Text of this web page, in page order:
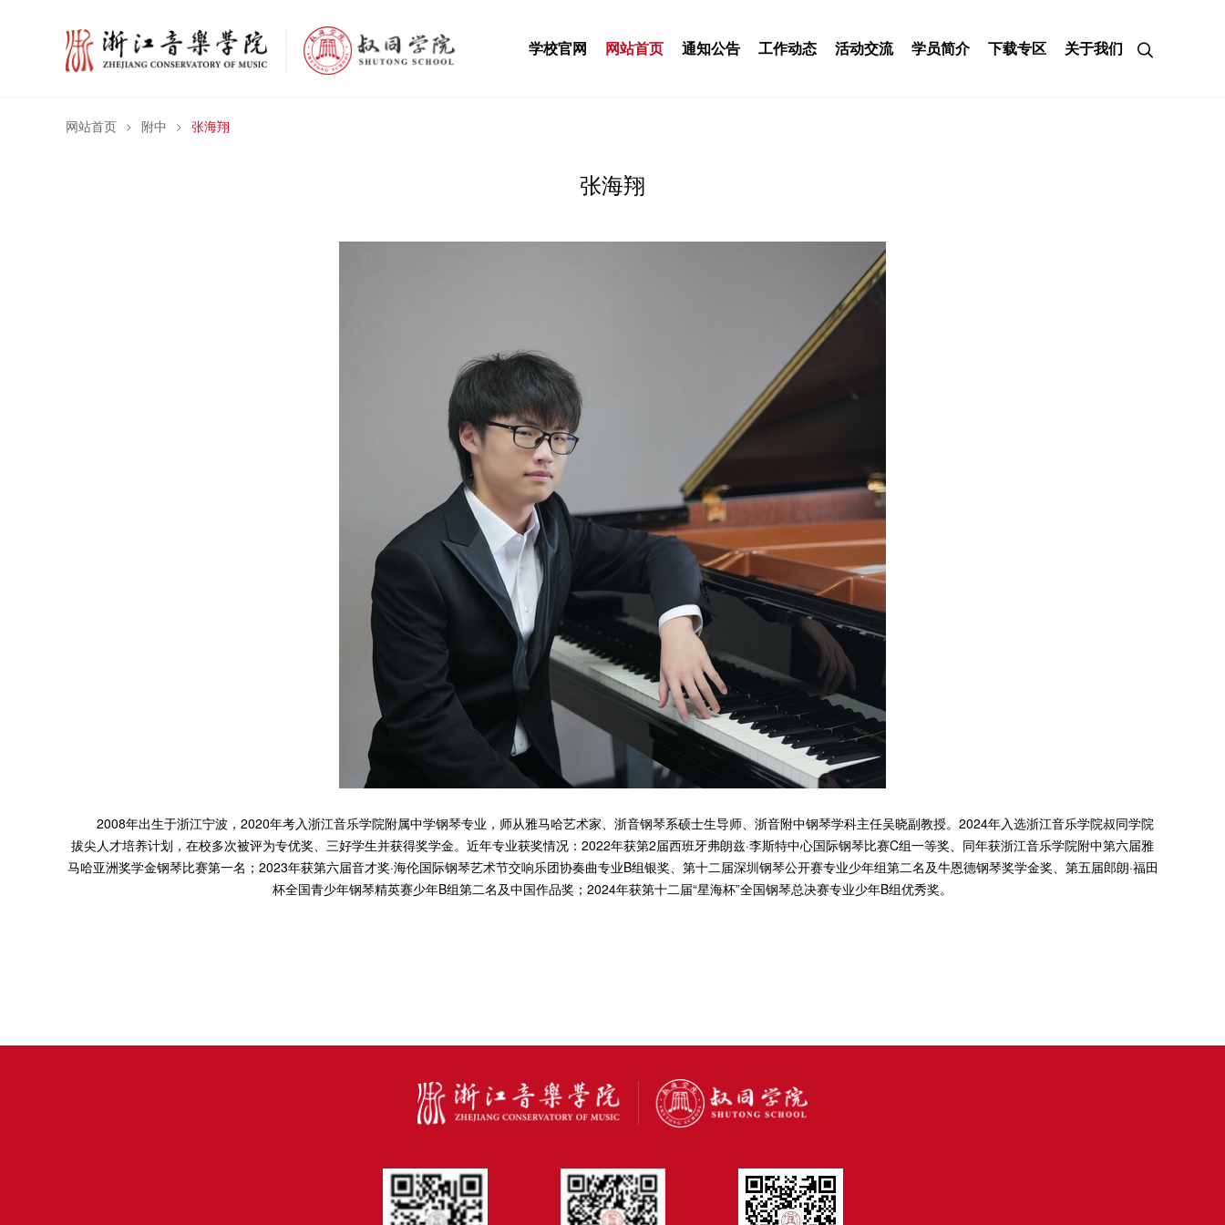
学校官网 网站首页 通知公告 工作动态 活动交流 学员简介 下载专区 关于我们
网站首页 附中 张海翔
张海翔
2008年出生于浙江宁波，2020年考入浙江音乐学院附属中学钢琴专业，师从雅马哈艺术家、浙音钢琴系硕士生导师、浙音附中钢琴学科主任吴晓副教授。2024年入选浙江音乐学院叔同学院
拔尖人才培养计划，在校多次被评为专优奖、三好学生并获得奖学金。近年专业获奖情况：2022年获第2届西班牙弗朗兹·李斯特中心国际钢琴比赛C组一等奖、同年获浙江音乐学院附中第六届雅
马哈亚洲奖学金钢琴比赛第一名；2023年获第六届音才奖·海伦国际钢琴艺术节交响乐团协奏曲专业B组银奖、第十二届深圳钢琴公开赛专业少年组第二名及牛恩德钢琴奖学金奖、第五届郎朗·福田
杯全国青少年钢琴精英赛少年B组第二名及中国作品奖；2024年获第十二届“星海杯”全国钢琴总决赛专业少年B组优秀奖。